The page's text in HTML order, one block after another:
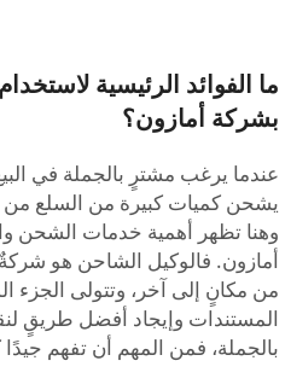
ما الفوائد الرئيسية
بشركة أمازون؟
عندما يرغب مشترٍ بالجملة في
يشحن كميات كبيرة من السلع من
وهنا تظهر أهمية خدمات الشحن
أمازون. فالوكيل الشاحن هو
من مكانٍ إلى آخر، وتتولى الجزء
المستندات وإيجاد أفضل طريقٍ
بالجملة، فمن المهم أن تفهم